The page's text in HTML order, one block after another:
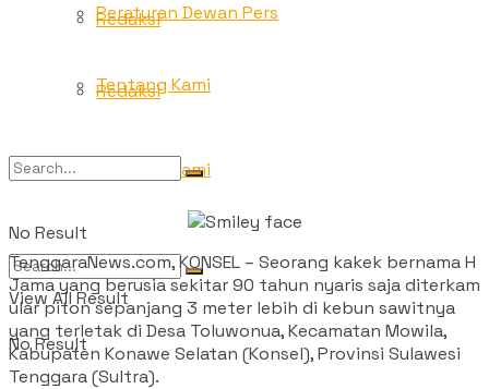
Peraturan Dewan Pers
Redaksi
Tentang Kami
No Result
Redaksi
Tentang Kami
No Result
View All Result
TenggaraNews.com, KONSEL – Seorang kakek bernama H
Jama yang berusia sekitar 90 tahun nyaris saja diterkam
ular piton sepanjang 3 meter lebih di kebun sawitnya
yang terletak di Desa Toluwonua, Kecamatan Mowila,
Kabupaten Konawe Selatan (Konsel), Provinsi Sulawesi
Tenggara (Sultra).